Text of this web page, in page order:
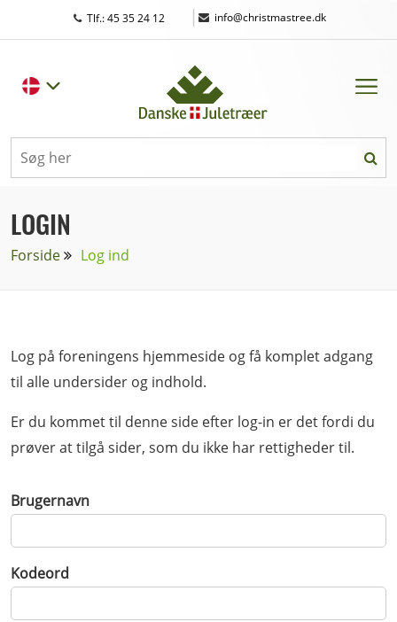
Tlf.: 45 35 24 12 | info@christmastree.dk
LOGIN
Forside Log ind
Log på foreningens hjemmeside og få komplet adgang
til alle undersider og indhold.
Er du kommet til denne side efter log-in er det fordi du
prøver at tilgå sider, som du ikke har rettigheder til.
Brugernavn
Kodeord